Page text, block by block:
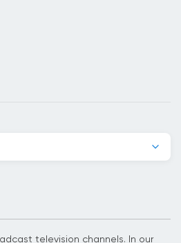
television channels. In our